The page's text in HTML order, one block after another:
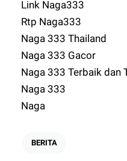
Link Naga333
Rtp Naga333
Naga 333 Thailand
Naga 333 Gacor
Naga 333 Terbaik dan
Naga 333
Naga
BERITA